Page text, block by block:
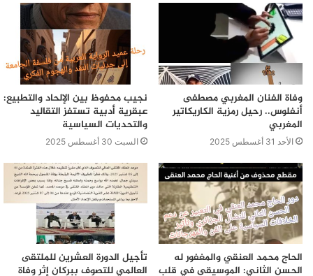
وفاة الفنان المغربي مصطفى
أنفلوس.. رحيل رمزية الكاريكاتير
المغربي
الأحد 31 أغسطس 2025
نجيب محفوظ بين الإلحاد والتطبيع:
عبقرية أدبية تستفز التقاليد
والتحديات السياسية
السبت 30 أغسطس 2025
الحاج محمد العنقي والمغفور له
الحسن الثاني: الموسيقى في قلب
تأجيل الدورة العشرين للملتقى
العالمي للتصوف ببركان إثر وفاة